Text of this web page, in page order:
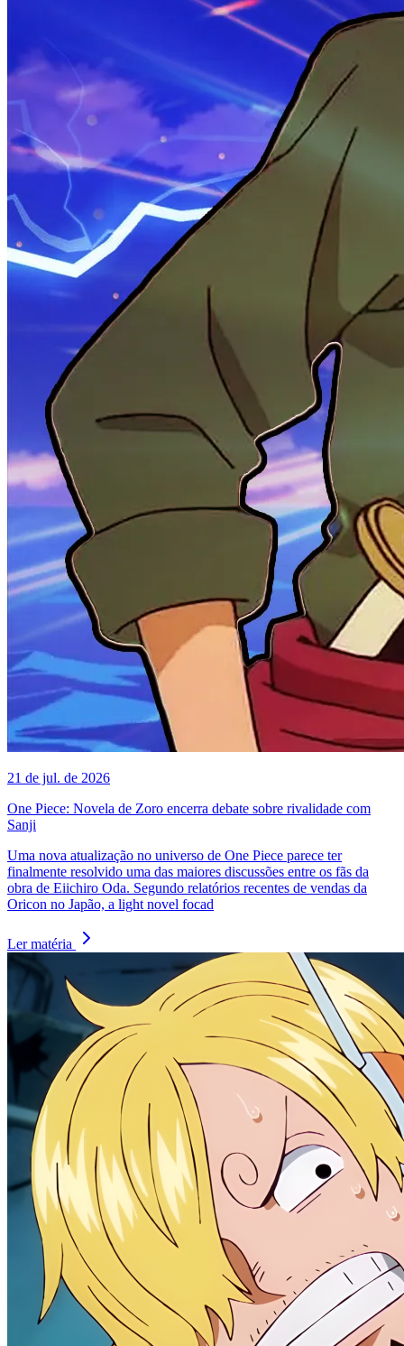
21 de jul. de 2026
One Piece: Novela de Zoro encerra debate sobre rivalidade com
Sanji
Uma nova atualização no universo de One Piece parece ter
finalmente resolvido uma das maiores discussões entre os fãs da
obra de Eiichiro Oda. Segundo relatórios recentes de vendas da
Oricon no Japão, a light novel focad
Ler matéria